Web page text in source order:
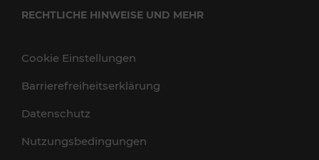
RECHTLICHE HINWEISE UND MEHR
Cookie Einstellungen
Barrierefreiheitserklärung
Datenschutz
Nutzungsbedingungen